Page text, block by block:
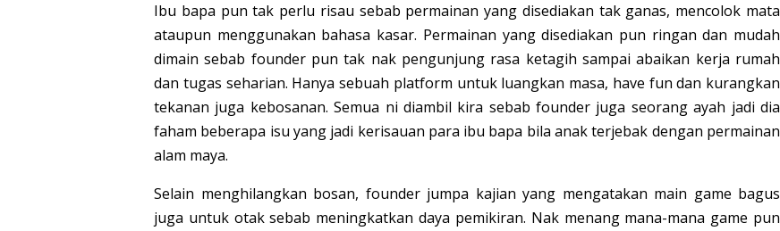
Ibu bapa pun tak perlu risau sebab permainan yang disediakan tak ganas, mencolok mata
ataupun menggunakan bahasa kasar. Permainan yang disediakan pun ringan dan mudah
dimain sebab founder pun tak nak pengunjung rasa ketagih sampai abaikan kerja rumah
dan tugas seharian. Hanya sebuah platform untuk luangkan masa, have fun dan kurangkan
tekanan juga kebosanan. Semua ni diambil kira sebab founder juga seorang ayah jadi dia
faham beberapa isu yang jadi kerisauan para ibu bapa bila anak terjebak dengan permainan
alam maya.
Selain menghilangkan bosan, founder jumpa kajian yang mengatakan main game bagus
juga untuk otak sebab meningkatkan daya pemikiran. Nak menang mana-mana game pun